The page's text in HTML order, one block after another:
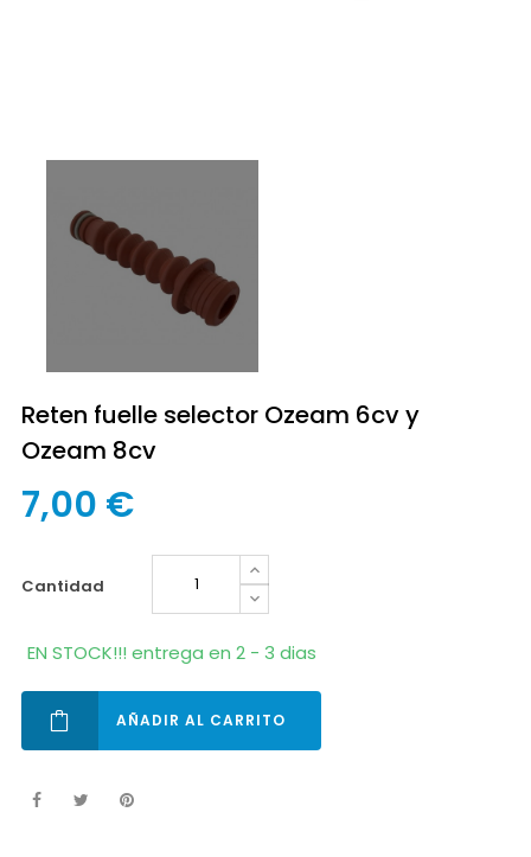
Reten fuelle selector Ozeam 6cv y
Ozeam 8cv
7,00 €
cantidad
EN STOCK!!! entrega en 2 - 3 dias
AÑADIR AL CARRITO